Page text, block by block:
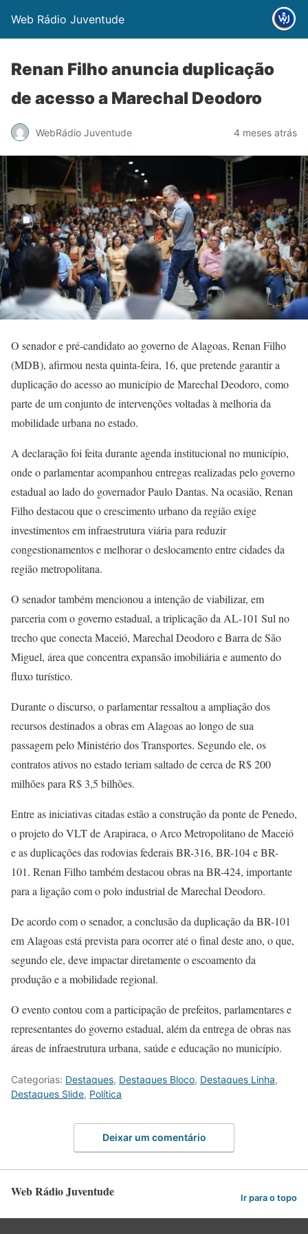
Web Rádio Juventude
Renan Filho anuncia duplicação
de acesso a Marechal Deodoro
WebRádio Juventude 4 meses atrás
O senador e pré-candidato ao governo de Alagoas, Renan Filho
(MDB), afirmou nesta quinta-feira, 16, que pretende garantir a
duplicação do acesso ao município de Marechal Deodoro, como
parte de um conjunto de intervenções voltadas à melhoria da
mobilidade urbana no estado.
A declaração foi feita durante agenda institucional no município,
onde o parlamentar acompanhou entregas realizadas pelo governo
estadual ao lado do governador Paulo Dantas. Na ocasião, Renan
Filho destacou que o crescimento urbano da região exige
investimentos em infraestrutura viária para reduzir
congestionamentos e melhorar o deslocamento entre cidades da
região metropolitana.
O senador também mencionou a intenção de viabilizar, em
parceria com o governo estadual, a triplicação da AL-101 Sul no
trecho que conecta Maceió, Marechal Deodoro e Barra de São
Miguel, área que concentra expansão imobiliária e aumento do
fluxo turístico.
Durante o discurso, o parlamentar ressaltou a ampliação dos
recursos destinados a obras em Alagoas ao longo de sua
passagem pelo Ministério dos Transportes. Segundo ele, os
contratos ativos no estado teriam saltado de cerca de R$ 200
milhões para R$ 3,5 bilhões.
Entre as iniciativas citadas estão a construção da ponte de Penedo,
o projeto do VLT de Arapiraca, o Arco Metropolitano de Maceió
e as duplicações das rodovias federais BR-316, BR-104 e BR-
101. Renan Filho também destacou obras na BR-424, importante
para a ligação com o polo industrial de Marechal Deodoro.
De acordo com o senador, a conclusão da duplicação da BR-101
em Alagoas está prevista para ocorrer até o final deste ano, o que,
segundo ele, deve impactar diretamente o escoamento da
produção e a mobilidade regional.
O evento contou com a participação de prefeitos, parlamentares e
representantes do governo estadual, além da entrega de obras nas
áreas de infraestrutura urbana, saúde e educação no município.
Categorias: Destaques, Destaques Bloco, Destaques Linha,
Destaques Slide, Política
Deixar um comentário
Web Rádio Juventude Ir para o topo